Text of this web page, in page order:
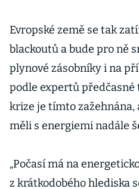
Evropské země se tak
blackoutů a bude pro ně
plynové zásobníky i na
podle expertů
krize je tímto zažehnána,
měli s energiemi nadále
„Počasí má na
z krátkodobého hlediska